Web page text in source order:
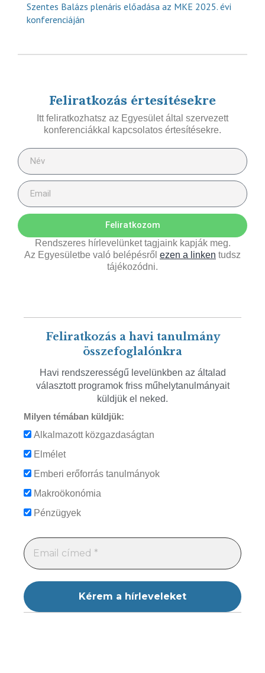
Szentes Balázs plenáris előadása az MKE 2025. évi
konferenciáján
Feliratkozás értesítésekre
Itt feliratkozhatsz az Egyesület által szervezett
konferenciákkal kapcsolatos értesítésekre.
Feliratkozom
Rendszeres hírlevelünket tagjaink kapják meg.
Az Egyesületbe való belépésről ezen a linken tudsz
tájékozódni.
Feliratkozás a havi tanulmány
összefoglalónkra
Havi rendszerességű levelünkben az általad
választott programok friss műhelytanulmányait
küldjük el neked.
Milyen témában küldjük:
Alkalmazott közgazdaságtan
Elmélet
Emberi erőforrás tanulmányok
Makroökonómia
Pénzügyek